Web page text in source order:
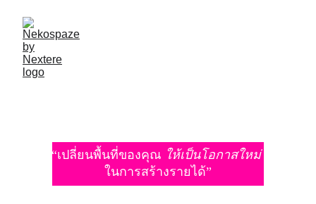
“เปลี่ยนพื้นที่ของคุณ ให้เป็นโอกาสใหม่
ในการสร้างรายได้”